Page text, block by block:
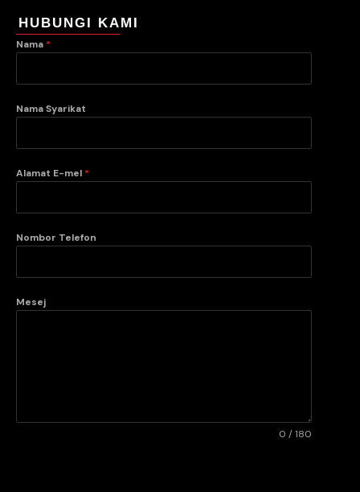
HUBUNGI KAMI
Nama *
Nama Syarikat
Alamat E-mel *
Nombor Telefon
Mesej
0 / 180